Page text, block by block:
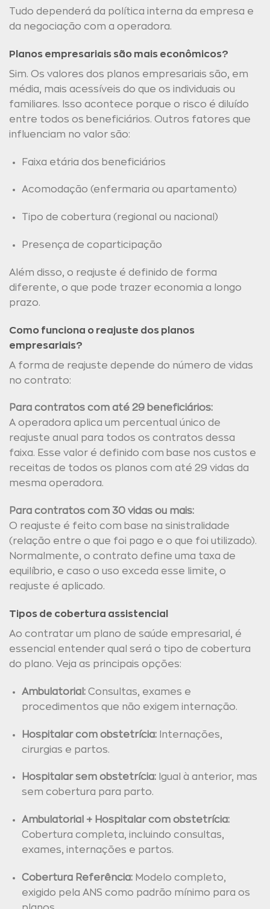
Tudo dependerá da política interna da empresa e
da negociação com a operadora.
Planos empresariais são mais econômicos?
Sim. Os valores dos planos empresariais são, em
média, mais acessíveis do que os individuais ou
familiares. Isso acontece porque o risco é diluído
entre todos os beneficiários. Outros fatores que
influenciam no valor são:
Faixa etária dos beneficiários
Acomodação (enfermaria ou apartamento)
Tipo de cobertura (regional ou nacional)
Presença de coparticipação
Além disso, o reajuste é definido de forma
diferente, o que pode trazer economia a longo
prazo.
Como funciona o reajuste dos planos
empresariais?
A forma de reajuste depende do número de vidas
no contrato:
Para contratos com até 29 beneficiários:
A operadora aplica um percentual único de
reajuste anual para todos os contratos dessa
faixa. Esse valor é definido com base nos custos e
receitas de todos os planos com até 29 vidas da
mesma operadora.
Para contratos com 30 vidas ou mais:
O reajuste é feito com base na sinistralidade
(relação entre o que foi pago e o que foi utilizado).
Normalmente, o contrato define uma taxa de
equilíbrio, e caso o uso exceda esse limite, o
reajuste é aplicado.
Tipos de cobertura assistencial
Ao contratar um plano de saúde empresarial, é
essencial entender qual será o tipo de cobertura
do plano. Veja as principais opções:
Ambulatorial:Consultas, exames e
procedimentos que não exigem internação.
Hospitalar com obstetrícia:Internações,
cirurgias e partos.
Hospitalar sem obstetrícia:Igual à anterior, mas
sem cobertura para parto.
Ambulatorial + Hospitalar com obstetrícia:
Cobertura completa, incluindo consultas,
exames, internações e partos.
Cobertura Referência:Modelo completo,
exigido pela ANS como padrão mínimo para os